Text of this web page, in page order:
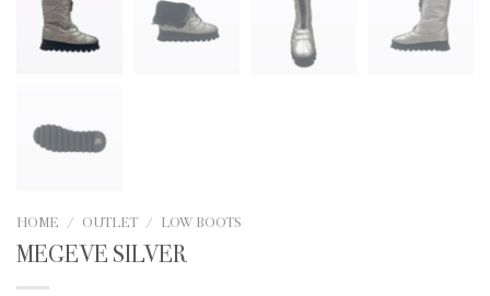
HOME / OUTLET / LOW BOOTS
MEGEVE SILVER